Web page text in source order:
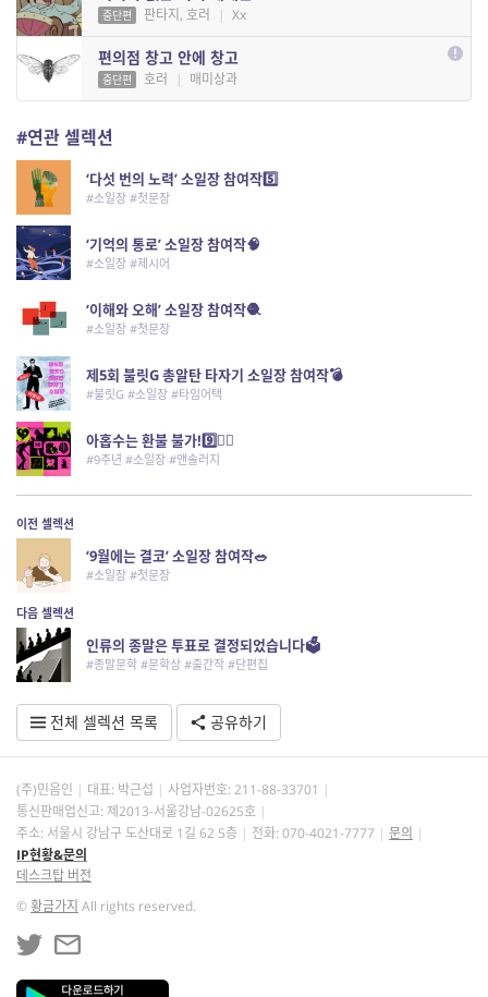
중단편 판타지, 호러 | Xx
편의점 창고 안에 창고
중단편 호러 | 매미상과
#연관 셀렉션
‘다섯 번의 노력’ 소일장 참여작5️⃣
#소일장 #첫문장
‘기억의 통로’ 소일장 참여작🧠
#소일장 #제시어
‘이해와 오해’ 소일장 참여작🧶
#소일장 #첫문장
제5회 불릿G 총알탄 타자기 소일장 참여작💣
#불릿G #소일장 #타임어택
아홉수는 환불 불가!9️⃣🙅‍♀️
#9주년 #소일장 #앤솔러지
이전 셀렉션
‘9월에는 결코’ 소일장 참여작🥗
#소일장 #첫문장
다음 셀렉션
인류의 종말은 투표로 결정되었습니다🗳️
#종말문학 #문학상 #출간작 #단편집
전체 셀렉션 목록 공유하기
(주)민음인 대표: 박근섭 사업자번호: 211-88-33701
통신판매업신고: 제2013-서울강남-02625호
주소: 서울시 강남구 도산대로 1길 62 5층
전화: 070-4021-7777
문의
IP현황&문의
데스크탑 버전
©황금가지 All rights reserved.